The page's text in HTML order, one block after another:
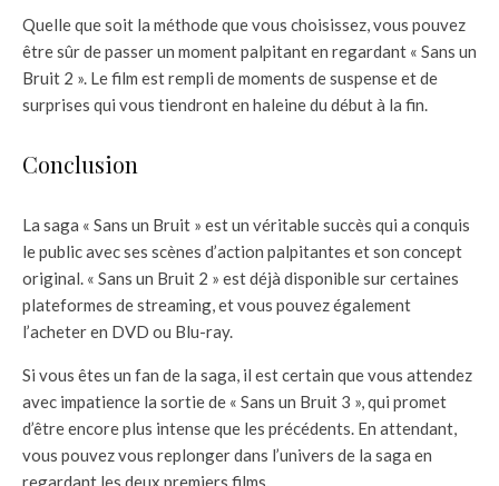
Quelle que soit la méthode que vous choisissez, vous pouvez
être sûr de passer un moment palpitant en regardant « Sans un
Bruit 2 ». Le film est rempli de moments de suspense et de
surprises qui vous tiendront en haleine du début à la fin.
Conclusion
La saga « Sans un Bruit » est un véritable succès qui a conquis
le public avec ses scènes d’action palpitantes et son concept
original. « Sans un Bruit 2 » est déjà disponible sur certaines
plateformes de streaming, et vous pouvez également
l’acheter en DVD ou Blu-ray.
Si vous êtes un fan de la saga, il est certain que vous attendez
avec impatience la sortie de « Sans un Bruit 3 », qui promet
d’être encore plus intense que les précédents. En attendant,
vous pouvez vous replonger dans l’univers de la saga en
regardant les deux premiers films.